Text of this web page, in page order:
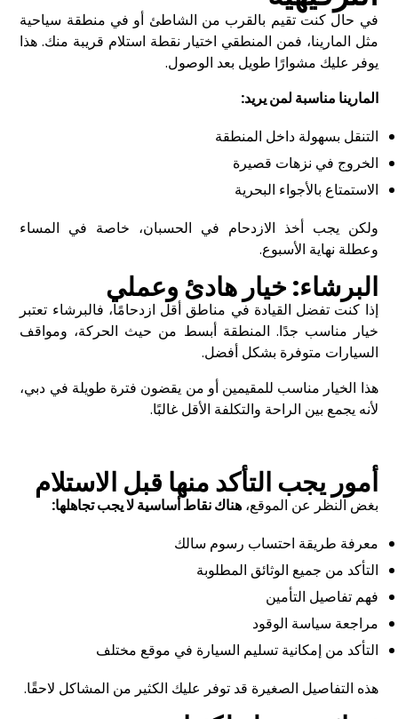
في حال كنت تقيم بالقرب من الشاطئ أو في منطقة سياحية
مثل المارينا، فمن المنطقي اختيار نقطة استلام قريبة منك. هذا
يوفر عليك مشوارًا طويل بعد الوصول.
المارينا مناسبة لمن يريد:
التنقل بسهولة داخل المنطقة
الخروج في نزهات قصيرة
الاستمتاع بالأجواء البحرية
ولكن يجب أخذ الازدحام في الحسبان، خاصة في المساء
وعطلة نهاية الأسبوع.
البرشاء: خيار هادئ وعملي
إذا كنت تفضل القيادة في مناطق أقل ازدحامًا، فالبرشاء تعتبر
خيار مناسب جدًا. المنطقة أبسط من حيث الحركة، ومواقف
السيارات متوفرة بشكل أفضل.
هذا الخيار مناسب للمقيمين أو من يقضون فترة طويلة في دبي،
لأنه يجمع بين الراحة والتكلفة الأقل غالبًا.
أمور يجب التأكد منها قبل الاستلام
بغض النظر عن الموقع،هناك نقاط أساسية لا يجب تجاهلها:
معرفة طريقة احتساب رسوم سالك
التأكد من جميع الوثائق المطلوبة
فهم تفاصيل التأمين
مراجعة سياسة الوقود
التأكد من إمكانية تسليم السيارة في موقع مختلف
هذه التفاصيل الصغيرة قد توفر عليك الكثير من المشاكل لاحقًا.